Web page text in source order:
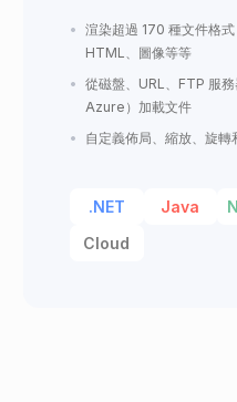
渲染超過 170 種文件格
HTML、圖像等等
從磁盤、URL、FTP 服
Azure）加載文件
自定義佈局、縮放、旋轉
.NET Java
Cloud